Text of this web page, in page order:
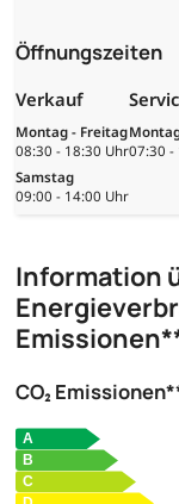
Öffnungszeiten
Verkauf
Montag - Freitag
08:30 - 18:30 Uhr
Samstag
09:00 - 14:00 Uhr
07:30 -
Information
CO₂